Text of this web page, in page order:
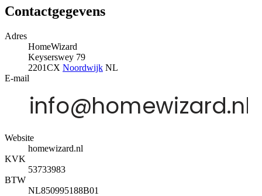
Contactgegevens
Adres
HomeWizard
Keyserswey 79
2201CX Noordwijk NL
E-mail
Website
homewizard.nl
KVK
53733983
BTW
NL850995188B01